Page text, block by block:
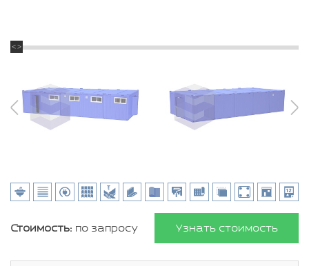
Стоимость: по запросу Узнать стоимость